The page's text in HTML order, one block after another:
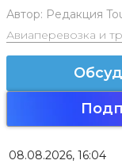
Автор: Редакция
Авиаперевозка и
08.08.2026, 16:04